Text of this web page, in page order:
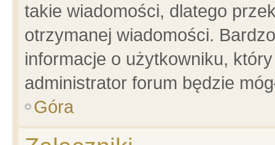
takie wiadomości, dlatego
otrzymanej wiadomości.
informacje o użytkowniku,
administrator forum będzie
Góra